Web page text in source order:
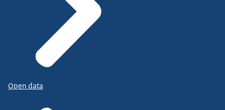
Open data